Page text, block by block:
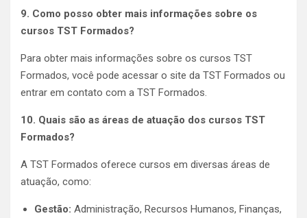
9. Como posso obter mais informações sobre os
cursos TST Formados?
Para obter mais informações sobre os cursos TST
Formados, você pode acessar o site da TST Formados ou
entrar em contato com a TST Formados.
10. Quais são as áreas de atuação dos cursos TST
Formados?
A TST Formados oferece cursos em diversas áreas de
atuação, como:
Gestão: Administração, Recursos Humanos, Finanças,